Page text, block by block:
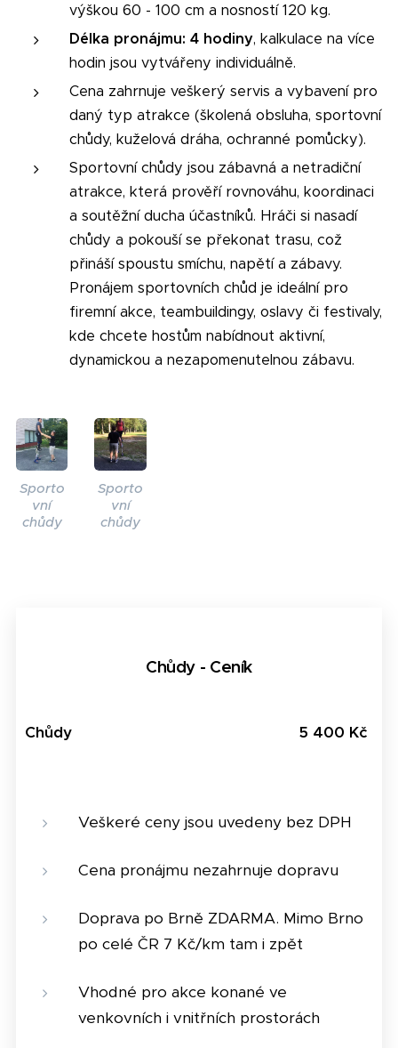
výškou 60 - 100 cm a nosností 120 kg.
Délka pronájmu: 4 hodiny, kalkulace na více
hodin jsou vytvářeny individuálně.
Cena zahrnuje veškerý servis a vybavení pro
daný typ atrakce (školená obsluha, sportovní
chůdy, kuželová dráha, ochranné pomůcky).
Sportovní chůdy jsou zábavná a netradiční
atrakce, která prověří rovnováhu, koordinaci
a soutěžní ducha účastníků. Hráči si nasadí
chůdy a pokouší se překonat trasu, což
přináší spoustu smíchu, napětí a zábavy.
Pronájem sportovních chůd je ideální pro
firemní akce, teambuildingy, oslavy či festivaly,
kde chcete hostům nabídnout aktivní,
dynamickou a nezapomenutelnou zábavu.
Sporto
vní
chůdy
Sporto
vní
chůdy
Chůdy - Ceník
Chůdy 5 400 Kč
Veškeré ceny jsou uvedeny bez DPH
Cena pronájmu nezahrnuje dopravu
Doprava po Brně ZDARMA. Mimo Brno
po celé ČR 7 Kč/km tam i zpět
Vhodné pro akce konané ve
venkovních i vnitřních prostorách